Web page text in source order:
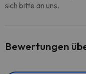
sich bitte an uns.
Bewertungen